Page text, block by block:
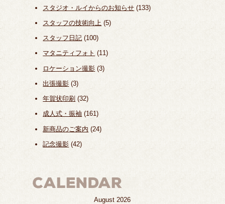
スタジオ・ルイからのお知らせ (133)
スタッフの技術向上 (5)
スタッフ日記 (100)
マタニティフォト (11)
ロケーション撮影 (3)
出張撮影 (3)
年賀状印刷 (32)
成人式・振袖 (161)
新商品のご案内 (24)
記念撮影 (42)
August 2026